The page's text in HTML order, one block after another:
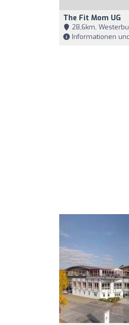
The Fit Mom UG
28,6km,
Informationen